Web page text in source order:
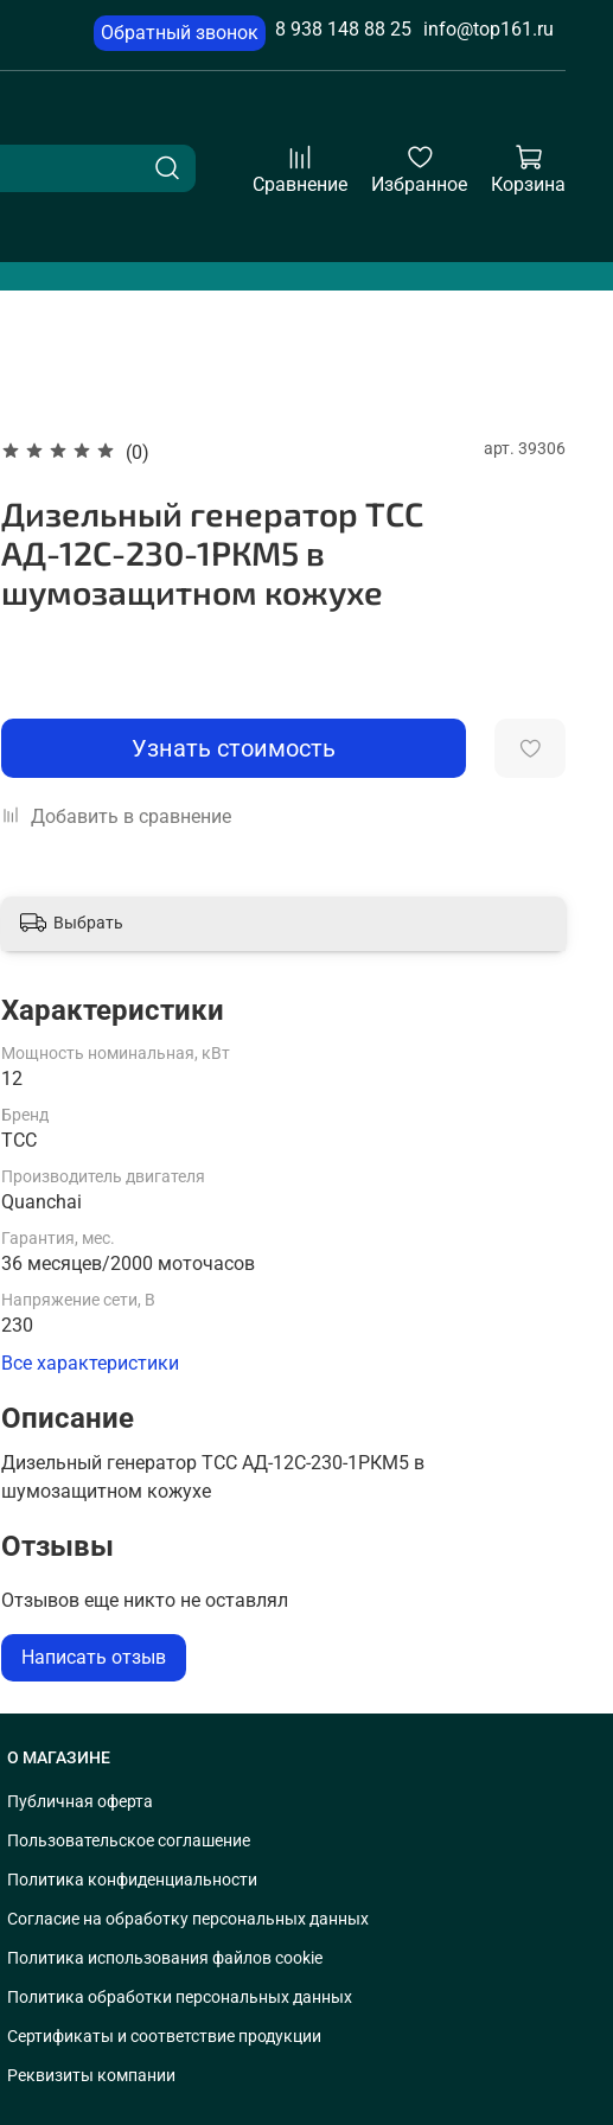
Обратный звонок 8 938 148 88 25 info@top161.ru
Сравнение Избранное Корзина
(0) арт. 39306
Дизельный генератор ТСС
АД-12С-230-1РКМ5 в
шумозащитном кожухе
Узнать стоимость
Добавить в сравнение
Выбрать
Характеристики
Мощность номинальная, кВт
12
Бренд
ТСС
Производитель двигателя
Quanchai
Гарантия, мес.
36 месяцев/2000 моточасов
Напряжение сети, В
230
Все характеристики
Описание
Дизельный генератор ТСС АД-12С-230-1РКМ5 в
шумозащитном кожухе
Отзывы
Отзывов еще никто не оставлял
Написать отзыв
О МАГАЗИНЕ
Публичная оферта
Пользовательское соглашение
Политика конфиденциальности
Согласие на обработку персональных данных
Политика использования файлов cookie
Политика обработки персональных данных
Сертификаты и соответствие продукции
Реквизиты компании